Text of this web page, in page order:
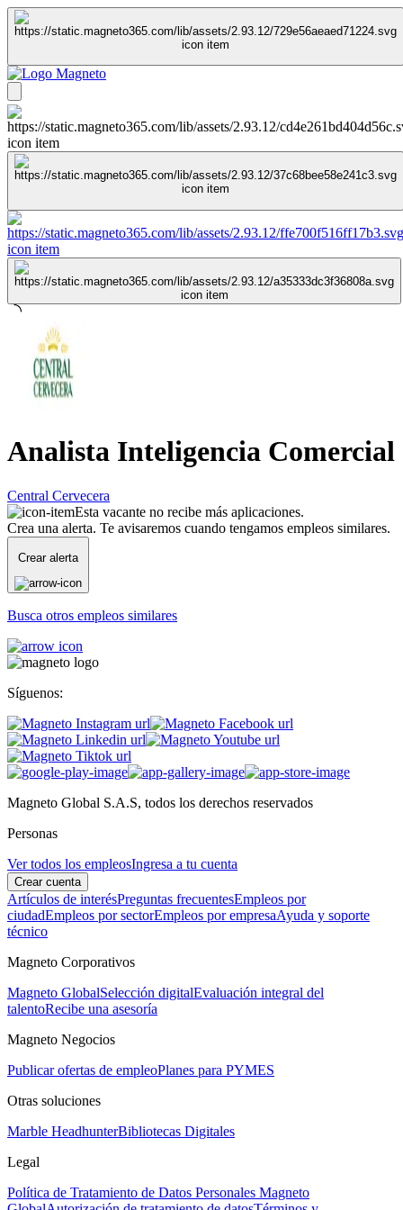
Analista Inteligencia Comercial
Central Cervecera
Esta vacante no recibe más aplicaciones.
Crea una alerta. Te avisaremos cuando tengamos empleos similares.
Crear alerta
Busca otros empleos similares
Síguenos:
Magneto Global S.A.S, todos los derechos reservados
Personas
Ver todos los empleosIngresa a tu cuenta
Crear cuenta
Artículos de interésPreguntas frecuentesEmpleos por
ciudadEmpleos por sectorEmpleos por empresaAyuda y soporte
técnico
Magneto Corporativos
Magneto GlobalSelección digitalEvaluación integral del
talentoRecibe una asesoría
Magneto Negocios
Publicar ofertas de empleoPlanes para PYMES
Otras soluciones
Marble HeadhunterBibliotecas Digitales
Legal
Política de Tratamiento de Datos Personales Magneto